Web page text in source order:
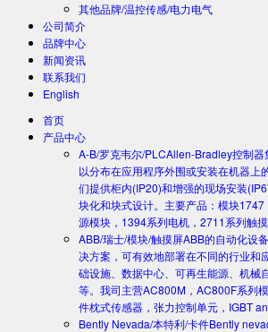
其他品牌/温控传感/电力电气
公司简介
品牌中心
新闻资讯
联系我们
English
首页
产品中心
A-B/罗克韦尔/PLCAllen-Bradley控制器
以分布在应用程序外围或安装在机器上
们提供柜内(IP20)和增强的现场安装
块化和块式设计。主要产品：模块
源模块，1394系列电机，2711系列触
ABB/瑞士/模块/触摸屏ABB的自动化设
决方案，可有效地部署在不同的行业和
础设施、数据中心、可再生能源、机械
等。我司主营AC800M，AC800F系列
件枕式传感器，张力控制单元，IGBT
Bently Nevada/本特利/卡件Bently